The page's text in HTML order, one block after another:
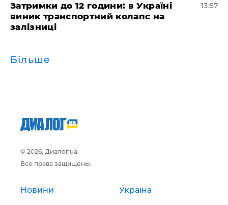
Затримки до 12 години: в Україні
виник транспортний колапс на
залізниці
13:57
Більше
© 2026, Диалог.ua
Все права защищены.
Новини Україна